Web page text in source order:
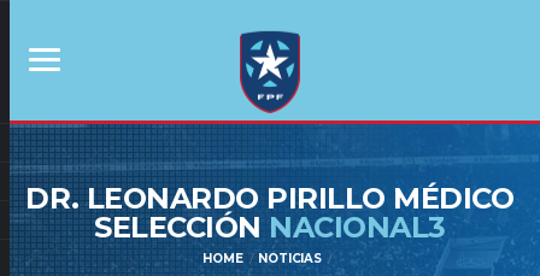
DR. LEONARDO PIRILLO MÉDICO
SELECCIÓN NACIONAL3
HOME
NOTICIAS